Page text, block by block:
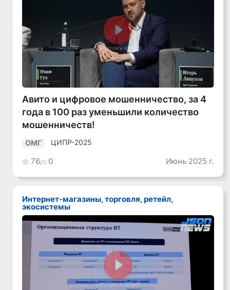
Смотреть видео
Авито и цифровое мошенничество, за 4
года в 100 раз уменьшили количество
мошенничеств!
ОМГ ЦИПР-2025
76 0 Июнь 2025 г.
Интернет-магазины, торговля, ретейл,
экосистемы
Смотреть видео